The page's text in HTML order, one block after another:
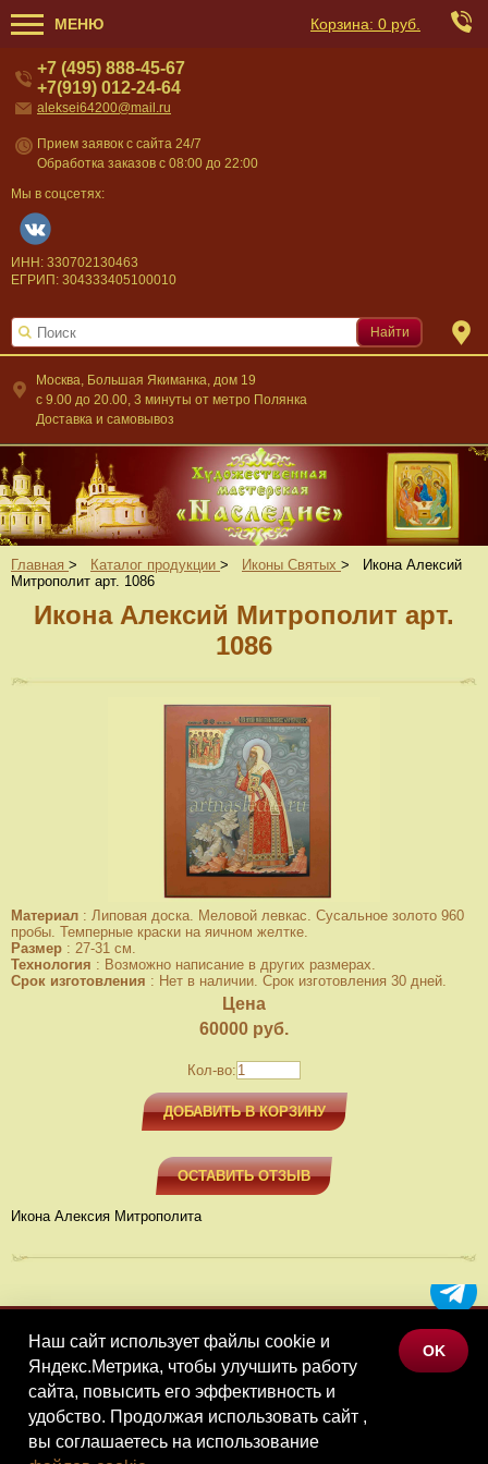
МЕНЮ Корзина: 0 руб.
Москва, Большая Якиманка, дом 19
c 9.00 до 20.00, 3 минуты от метро Полянка
Доставка и самовывоз
+7 (495) 888-45-67
+7(919) 012-24-64
aleksei64200@mail.ru
Прием заявок с сайта 24/7
Обработка заказов с 08:00 до 22:00
Мы в соцсетях:
ИНН: 330702130463
ЕГРИП: 304333405100010
Найти
Главная > Каталог продукции > Иконы Святых >
Икона Алексий
Митрополит арт. 1086
Икона Алексий Митрополит арт.
1086
Материал : Липовая доска. Меловой левкас. Сусальное золото 960
пробы. Темперные краски на яичном желтке.
Размер : 27-31 см.
Технология : Возможно написание в других размерах.
Срок изготовления : Нет в наличии. Срок изготовления 30 дней.
Цена
60000 руб.
Кол-во:
ДОБАВИТЬ В КОРЗИНУ
ОСТАВИТЬ ОТЗЫВ
Икона Алексия Митрополита
МЕНЮ
КАТАЛОГ ТОВАРОВ
КОНТАКТЫ
Наш сайт использует файлы cookie и
Яндекс.Метрика, чтобы улучшить работу
сайта, повысить его эффективность и
удобство. Продолжая использовать сайт ,
вы соглашаетесь на использование
OK